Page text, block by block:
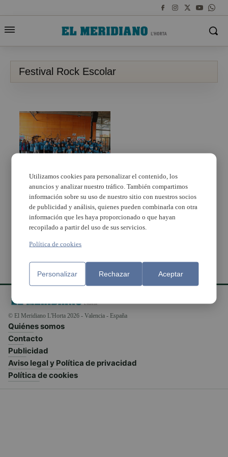
Festival Rock Escolar
Alaquàs i Aldaia
celebren la segona
edició del Festival Rock
Escolar
© El Meridiano L'Horta 2026 - Valencia - España
Quiénes somos
Contacto
Publicidad
Aviso legal y Política de privacidad
Política de cookies
Utilizamos cookies para personalizar el contenido, los
anuncios y analizar nuestro tráfico. También compartimos
información sobre su uso de nuestro sitio con nuestros socios
de publicidad y análisis, quienes pueden combinarla con otra
información que les haya proporcionado o que hayan
recopilado a partir del uso de sus servicios.
Política de cookies
Personalizar Rechazar Aceptar